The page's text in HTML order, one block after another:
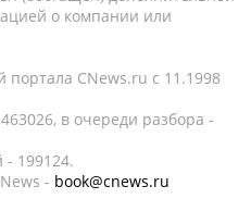
о компании или
CNews.ru c 11.1998
в очереди разбора -
- 199124.
- book@cnews.ru